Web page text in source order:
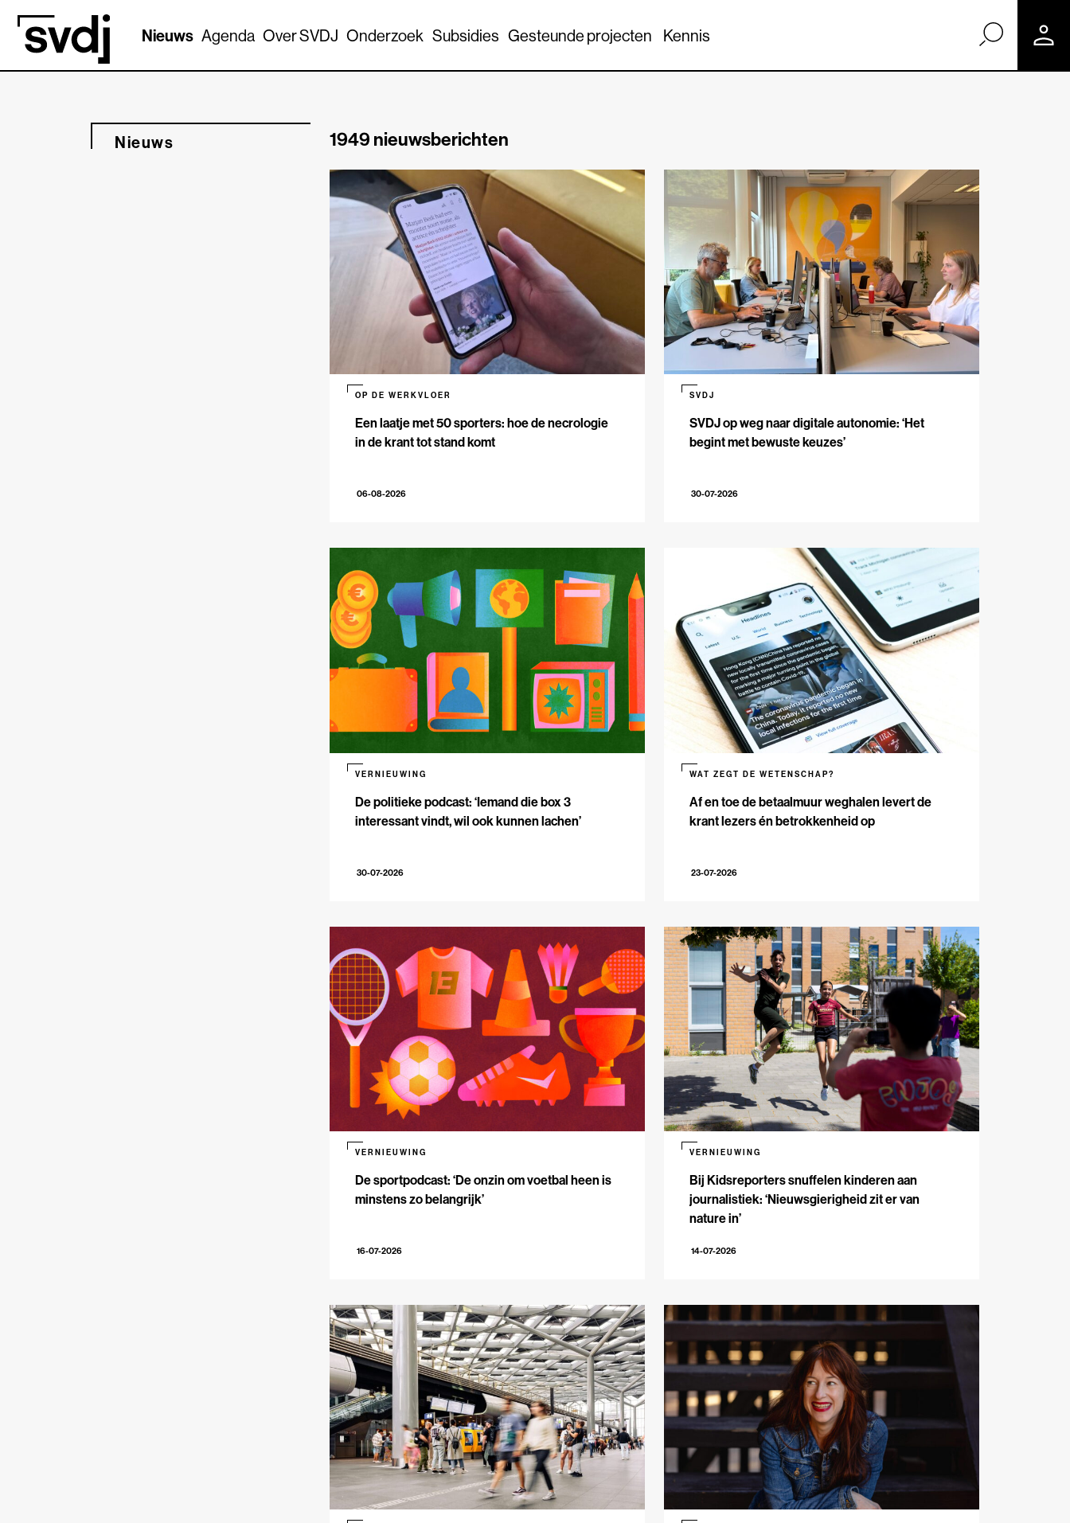
Naar hoofdinhoud
Nieuws Agenda Over SVDJ Onderzoek Subsidies Gesteunde projecten Kennis
Nieuws 1949 nieuwsberichten
Een laatje met 50 sporters: hoe de necrologie
in de krant tot stand komt
OP DE WERKVLOER
06-08-2026
SVDJ op weg naar digitale autonomie: ‘Het
begint met bewuste keuzes’
SVDJ
30-07-2026
De politieke podcast: ‘Iemand die box 3
interessant vindt, wil ook kunnen lachen’
VERNIEUWING
30-07-2026
Af en toe de betaalmuur weghalen levert de
krant lezers én betrokkenheid op
WAT ZEGT DE WETENSCHAP?
23-07-2026
De sportpodcast: ‘De onzin om voetbal heen is
minstens zo belangrijk’
VERNIEUWING
16-07-2026
Bij Kidsreporters snuffelen kinderen aan
journalistiek: ‘Nieuwsgierigheid zit er van
nature in’
VERNIEUWING
14-07-2026